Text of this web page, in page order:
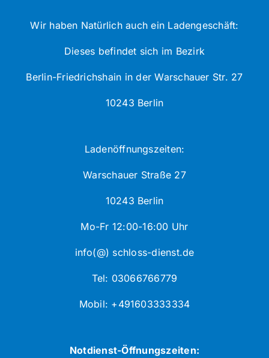
Wir haben Natürlich auch ein Ladengeschäft:
Dieses befindet sich im Bezirk
Berlin-Friedrichshain in der Warschauer Str. 27
10243 Berlin
Ladenöffnungszeiten:
Warschauer Straße 27
10243 Berlin
Mo-Fr 12:00-16:00 Uhr
info(@) schloss-dienst.de
Tel: 03066766779
Mobil: +491603333334
Notdienst-Öffnungszeiten: